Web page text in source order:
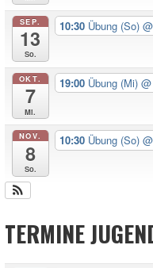
SEP.
13
So.
10:30 Übung (So)
OKT.
7
Mi.
19:00 Übung (Mi)
NOV.
8
So.
10:30 Übung (So)
TERMINE